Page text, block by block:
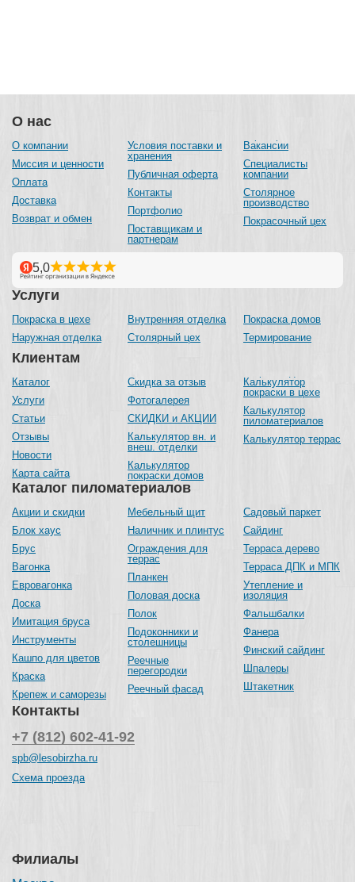
О нас
О компании
Миссия и ценности
Оплата
Доставка
Возврат и обмен
Условия поставки и
хранения
Публичная оферта
Контакты
Портфолио
Поставщикам и
партнерам
Вакансии
Специалисты
компании
Столярное
производство
Покрасочный цех
Каталог пиломатериалов
Акции и скидки
Блок хаус
Брус
Вагонка
Евровагонка
Доска
Имитация бруса
Инструменты
Кашпо для цветов
Краска
Крепеж и саморезы
Мебельный щит
Наличник и плинтус
Ограждения для
террас
Планкен
Половая доска
Полок
Подоконники и
столешницы
Реечные
перегородки
Реечный фасад
Садовый паркет
Сайдинг
Терраса дерево
Терраса ДПК и МПК
Утепление и
изоляция
Фальшбалки
Фанера
Финский сайдинг
Шпалеры
Штакетник
Услуги
Покраска в цехе
Наружная отделка
Внутренняя отделка
Столярный цех
Покраска домов
Термирование
Клиентам
Каталог
Услуги
Статьи
Отзывы
Новости
Карта сайта
Скидка за отзыв
Фотогалерея
СКИДКИ и АКЦИИ
Калькулятор вн. и
внеш. отделки
Калькулятор
покраски домов
Калькулятор
покраски в цехе
Калькулятор
пиломатериалов
Калькулятор террас
Контакты
+7 (812) 602-41-92
spb@lesobirzha.ru
Схема проезда
Филиалы